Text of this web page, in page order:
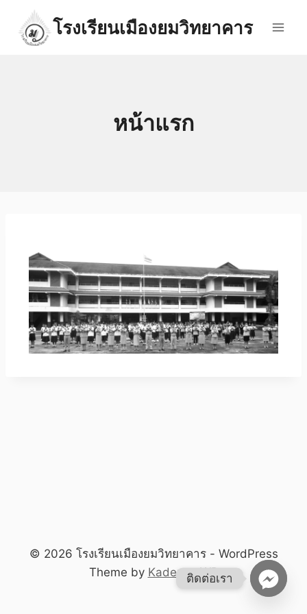
โรงเรียนเมืองยมวิทยาคาร
หน้าแรก
© 2026 โรงเรียนเมืองยมวิทยาคาร - WordPress
Theme by Kadence WP
ติดต่อเรา